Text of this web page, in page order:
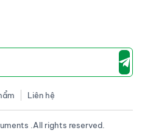
Liên hệ
.All rights reserved.